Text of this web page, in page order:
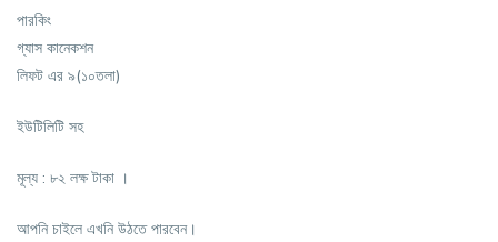
পারকিং
গ্যাস কানেকশন
লিফট এর ৯(১০তলা)
ইউটিলিটি সহ
মূল্য : ৮২ লক্ষ টাকা ।
আপনি চাইলে এখনি উঠতে পারবেন।